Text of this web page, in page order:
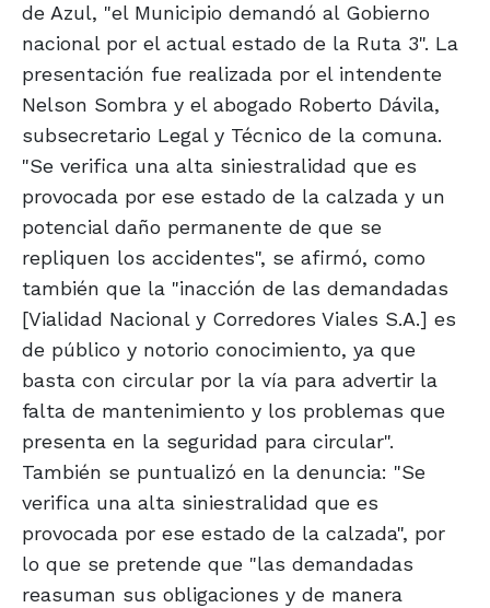
de Azul, "el Municipio demandó al Gobierno
nacional por el actual estado de la Ruta 3". La
presentación fue realizada por el intendente
Nelson Sombra y el abogado Roberto Dávila,
subsecretario Legal y Técnico de la comuna.
"Se verifica una alta siniestralidad que es
provocada por ese estado de la calzada y un
potencial daño permanente de que se
repliquen los accidentes", se afirmó, como
también que la "inacción de las demandadas
[Vialidad Nacional y Corredores Viales S.A.] es
de público y notorio conocimiento, ya que
basta con circular por la vía para advertir la
falta de mantenimiento y los problemas que
presenta en la seguridad para circular".
También se puntualizó en la denuncia: "Se
verifica una alta siniestralidad que es
provocada por ese estado de la calzada", por
lo que se pretende que "las demandadas
reasuman sus obligaciones y de manera